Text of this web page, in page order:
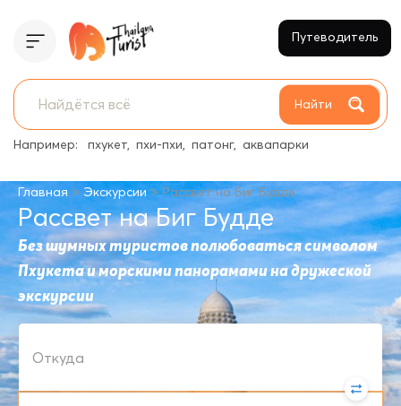
Найти
Например: пхукет пхи-пхи патонг аквапарки
Путеводитель
Главная > Экскурсии >Рассвет на Биг Будде
Рассвет на Биг Будде
Без шумных туристов полюбоваться символом
Пхукета и морскими панорамами на дружеской
экскурсии